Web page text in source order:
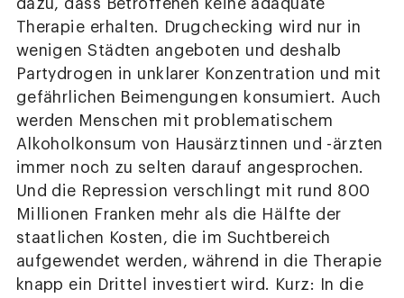
dazu, dass Betroffenen keine adäquate
Therapie erhalten. Drugchecking wird nur in
wenigen Städten angeboten und deshalb
Partydrogen in unklarer Konzentration und mit
gefährlichen Beimengungen konsumiert. Auch
werden Menschen mit problematischem
Alkoholkonsum von Hausärztinnen und -ärzten
immer noch zu selten darauf angesprochen.
Und die Repression verschlingt mit rund 800
Millionen Franken mehr als die Hälfte der
staatlichen Kosten, die im Suchtbereich
aufgewendet werden, während in die Therapie
knapp ein Drittel investiert wird. Kurz: In die